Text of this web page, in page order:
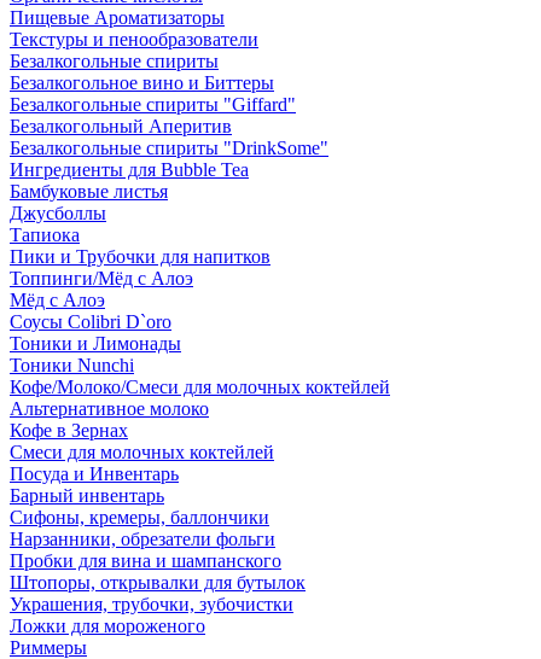
Пищевые Ароматизаторы
Текстуры и пенообразователи
Безалкогольные спириты
Безалкогольное вино и Биттеры
Безалкогольные спириты "Giffard"
Безалкогольный Аперитив
Безалкогольные спириты "DrinkSome"
Ингредиенты для Bubble Tea
Бамбуковые листья
Джусболлы
Тапиока
Пики и Трубочки для напитков
Топпинги/Мёд с Алоэ
Мёд с Алоэ
Соусы Colibri D`oro
Тоники и Лимонады
Тоники Nunchi
Кофе/Молоко/Смеси для молочных коктейлей
Альтернативное молоко
Кофе в Зернах
Смеси для молочных коктейлей
Посуда и Инвентарь
Барный инвентарь
Сифоны, кремеры, баллончики
Нарзанники, обрезатели фольги
Пробки для вина и шампанского
Штопоры, открывалки для бутылок
Украшения, трубочки, зубочистки
Ложки для мороженого
Риммеры